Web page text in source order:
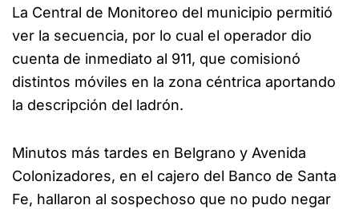
La Central de Monitoreo del municipio permitió
ver la secuencia, por lo cual el operador dio
cuenta de inmediato al 911, que comisionó
distintos móviles en la zona céntrica aportando
la descripción del ladrón.
Minutos más tardes en Belgrano y Avenida
Colonizadores, en el cajero del Banco de Santa
Fe, hallaron al sospechoso que no pudo negar